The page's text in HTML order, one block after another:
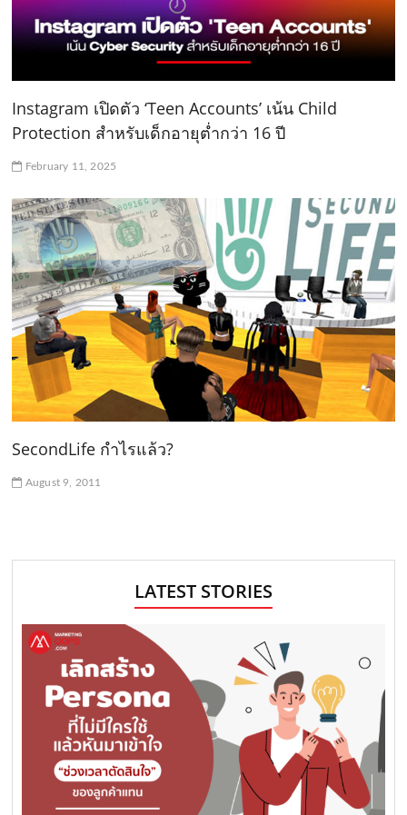
Instagram เปิดตัว ‘Teen Accounts’ เน้น Child
Protection สำหรับเด็กอายุต่ำกว่า 16 ปี
February 11, 2025
SecondLife กำไรแล้ว?
August 9, 2011
LATEST STORIES